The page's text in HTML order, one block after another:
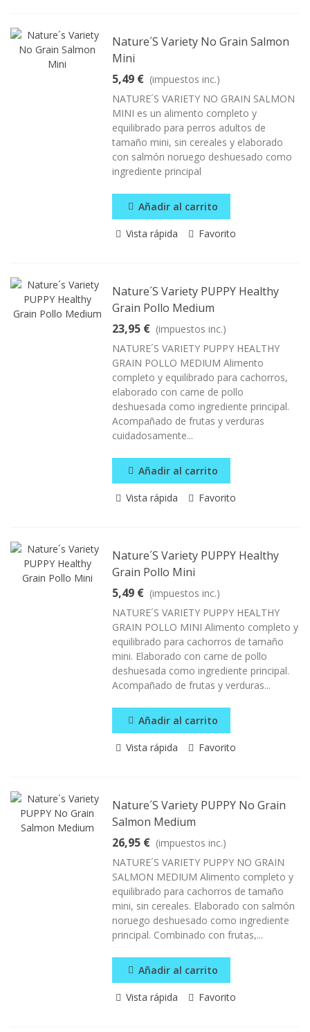
Nature´s Variety No Grain Salmon
Mini
5,49 € (impuestos inc.)
NATURE´S VARIETY NO GRAIN SALMON
MINI es un alimento completo y
equilibrado para perros adultos de
tamaño mini, sin cereales y elaborado
con salmón noruego deshuesado como
ingrediente principal
Añadir al carrito
Vista rápida Favorito
Nature´s Variety PUPPY Healthy
Grain Pollo Medium
23,95 € (impuestos inc.)
NATURE´S VARIETY PUPPY HEALTHY
GRAIN POLLO MEDIUM Alimento
completo y equilibrado para cachorros,
elaborado con carne de pollo
deshuesada como ingrediente principal.
Acompañado de frutas y verduras
cuidadosamente...
Añadir al carrito
Vista rápida Favorito
Nature´s Variety PUPPY Healthy
Grain Pollo Mini
5,49 € (impuestos inc.)
NATURE´S VARIETY PUPPY HEALTHY
GRAIN POLLO MINI Alimento completo y
equilibrado para cachorros de tamaño
mini. Elaborado con carne de pollo
deshuesada como ingrediente principal.
Acompañado de frutas y verduras...
Añadir al carrito
Vista rápida Favorito
Nature´s Variety PUPPY No Grain
Salmon Medium
26,95 € (impuestos inc.)
NATURE´S VARIETY PUPPY NO GRAIN
SALMON MEDIUM Alimento completo y
equilibrado para cachorros de tamaño
mini, sin cereales. Elaborado con salmón
noruego deshuesado como ingrediente
principal. Combinado con frutas,...
Añadir al carrito
Vista rápida Favorito